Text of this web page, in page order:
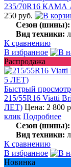
235/70R16 КАМА
250 руб.
Сезон (шины):
Вид техники:
К сравнению
В избранное
Распродажа
Быстрый просмотр
215/55R16 Viatti
ЛЕТ) Цена: 2 800
клик Подробнее
Сезон (шины):
Вид техники:
К сравнению
В избранное
Новинка